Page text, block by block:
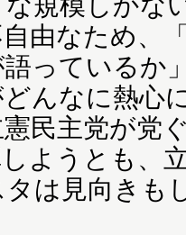
由なため、
っているか
んなに熱心
民主党が党
ようとも、
は見向きも